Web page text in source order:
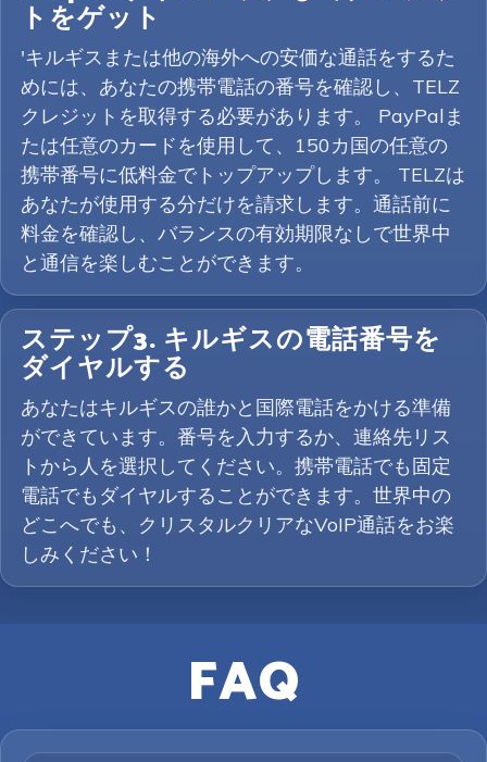
トをゲット
'キルギスまたは他の海外への安価な通話をするた
めには、あなたの携帯電話の番号を確認し、TELZ
クレジットを取得する必要があります。 PayPalま
たは任意のカードを使用して、150カ国の任意の
携帯番号に低料金でトップアップします。 TELZは
あなたが使用する分だけを請求します。通話前に
料金を確認し、バランスの有効期限なしで世界中
と通信を楽しむことができます。
ステップ3. キルギスの電話番号を
ダイヤルする
あなたはキルギスの誰かと国際電話をかける準備
ができています。番号を入力するか、連絡先リス
トから人を選択してください。携帯電話でも固定
電話でもダイヤルすることができます。世界中の
どこへでも、クリスタルクリアなVoIP通話をお楽
しみください！
FAQ